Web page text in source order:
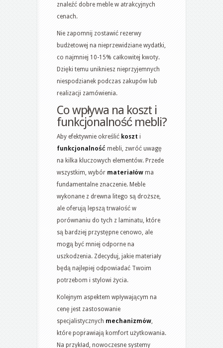
znaleźć dobre meble w atrakcyjnych
cenach.
Nie zapomnij zostawić rezerwy
budżetowej na nieprzewidziane wydatki,
co najmniej 10-15% całkowitej kwoty.
Dzięki temu unikniesz nieprzyjemnych
niespodzianek podczas zakupów lub
realizacji zamówienia.
Co wpływa na koszt i
funkcjonalność mebli?
Aby efektywnie określić koszt i
funkcjonalność mebli, zwróć uwagę
na kilka kluczowych elementów. Przede
wszystkim, wybór materiałów ma
fundamentalne znaczenie. Meble
wykonane z drewna litego są droższe,
ale oferują lepszą trwałość w
porównaniu do tych z laminatu, które
są bardziej przystępne cenowo, ale
mogą być mniej odporne na
uszkodzenia. Zdecyduj, jakie materiały
będą najlepiej odpowiadać Twoim
potrzebom i stylowi życia.
Kolejnym aspektem wpływającym na
cenę jest zastosowanie
specjalistycznych mechanizmów,
które poprawiają komfort użytkowania.
Na przykład, nowoczesne systemy